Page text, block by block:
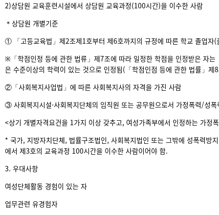
2)상담원 교육훈련시설에서 상담원 교육과정(100시간)을 이수한 사람
＊상담원 개별기준
① 「고등교육법」제2조제1호부터 제6호까지의 규정에 따른 학교 졸업자(
※「학점인정 등에 관한 법류」제7조에 따라 일정한 학점을 인정받은 자
은 수준이상의 학력이 있는 것으로 인정됨(「학점인점 등에 관한 법률」제
②「사회복지사업법」에 따른 사회복지사의 자격을 가진 사람
③ 사회복지시설·사회복지단체의 임직원 또는 공무원으로서 가정폭력/성
<상기 개별자격요건을 1가지 이상 갖추고, 여성가족부에서 인정하는 가정
* 국가, 지방자치단체, 법률구조법인, 사회복지법인 또는 그밖에 성폭력방
에서 제3호의 교육과정 100시간을 이수한 사람이어야 함.
3. 우대사항
여성단체활동 경험이 있는 자
업무관련 유경험자